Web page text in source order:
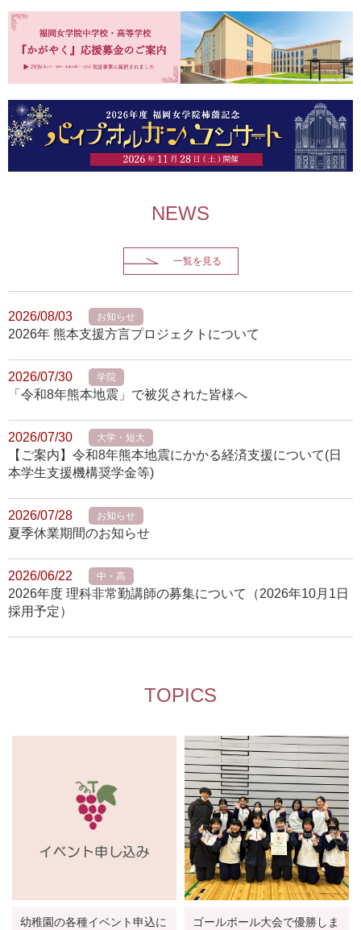
NEWS
一覧を見る
2026/08/03 お知らせ
2026年 熊本支援方言プロジェクトについて
2026/07/30 学院
「令和8年熊本地震」で被災された皆様へ
2026/07/30 大学・短大
【ご案内】令和8年熊本地震にかかる経済支援について(日
本学生支援機構奨学金等)
2026/07/28 お知らせ
夏季休業期間のお知らせ
2026/06/22 中・高
2026年度 理科非常勤講師の募集について（2026年10月1日
採用予定）
TOPICS
幼稚園の各種イベント申込に
ゴールボール大会で優勝しま